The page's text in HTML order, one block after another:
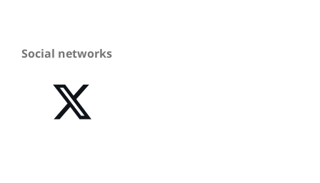
Social networks